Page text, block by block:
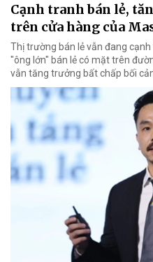
Cạnh tranh bán lẻ,
trên cửa hàng của
Thị trường bán lẻ vẫn đang
"ông lớn" bán lẻ có mặt trên
vẫn tăng trưởng bất chấp bối